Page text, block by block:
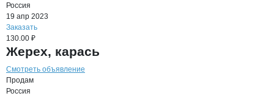
Россия
19 апр 2023
Заказать
130.00 ₽
Жерех, карась
Смотреть объявление
Продам
Россия